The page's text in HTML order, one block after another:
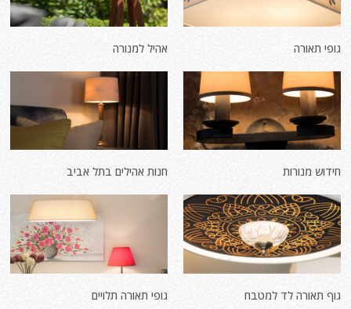
גופי תאורה אהיל למנורה
חידוש מנורות חנות אהילים בתל אביב
גוף תאורה לד למטבח גופי תאורה תלויים